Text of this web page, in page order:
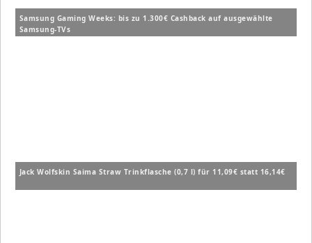
Samsung Gaming Weeks: bis zu 1.300€ Cashback auf ausgewählte
Samsung-TVs
Jack Wolfskin Saima Straw Trinkflasche (0,7 l) für 11,09€ statt 16,14€